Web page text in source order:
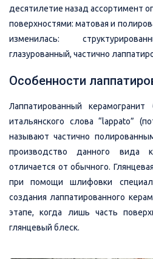
десятилетие назад ассортимент
поверхностями: матовая и
изменилась:
глазурованный, частично
Особенности
Лаппатированный
итальянского слова “lappato”
называют частично
производство данного вида
отличается от обычного.
при помощи шлифовки
создания лаппатированного
этапе, когда лишь часть
глянцевый блеск.